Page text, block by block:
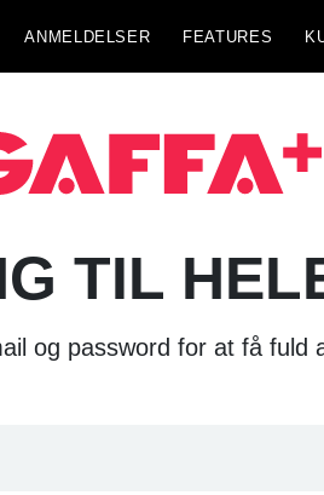
ANMELDELSER FEATURES
TIL
og password for at få fuld